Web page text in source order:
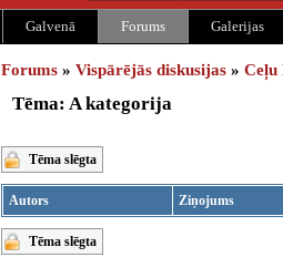
Galvenā Forums Galerijas
Forums » Vispārējās diskusijas » Ceļu
Tēma: A kategorija
Tēma slēgta
Autors Ziņojums
Tēma slēgta